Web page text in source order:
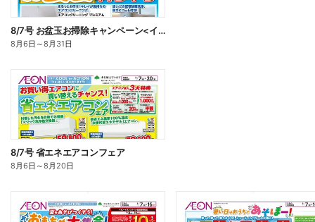
8/7号 お盆玉お掃除キャンペーン<イオンのハウスクリーニング>
8月6日 ～8月31日
8/7号 省エネエアコンフェア
8月6日 ～8月20日